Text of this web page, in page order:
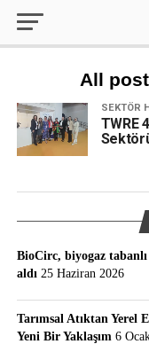
All
SEKTÖR
TWRE
BioCirc, biyogaz
aldı 25 Haziran 2026
Tarımsal Atıktan Yerel
Yeni Bir Yaklaşım 6